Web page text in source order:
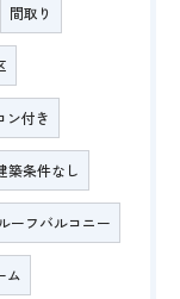
間取り
ン付き
築条件なし
ーフバルコニー
ム